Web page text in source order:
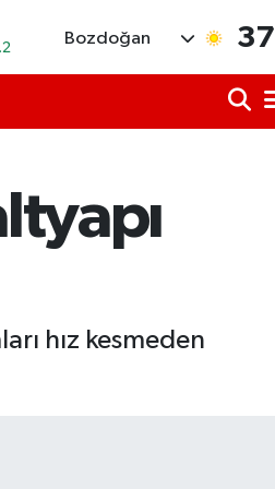
Bozdoğan 37
hız kesmeden